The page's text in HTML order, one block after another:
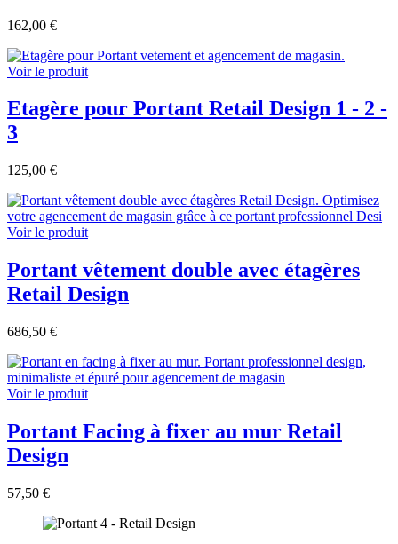
162,00 €
Voir le produit
Etagère pour Portant Retail Design 1 - 2 -
3
125,00 €
Voir le produit
Portant vêtement double avec étagères
Retail Design
686,50 €
Voir le produit
Portant Facing à fixer au mur Retail
Design
57,50 €